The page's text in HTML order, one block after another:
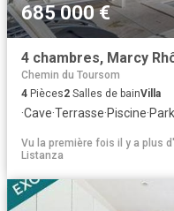
685 000 €
4 chambres, Marcy
Chemin du Toursom
4 Pièces2 Salles de bainVilla
·Cave·Terrasse·Piscine·
Vu la première fois il y a plus
Listanza